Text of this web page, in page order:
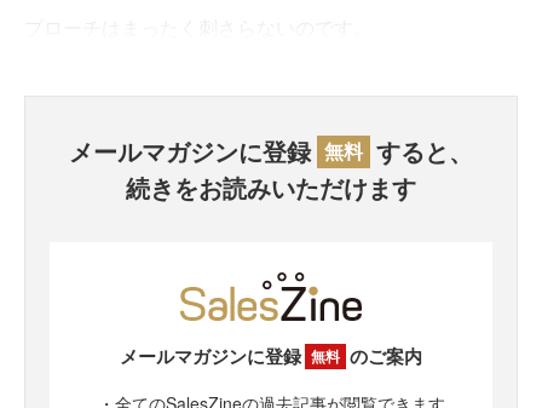
メールマガジンに登録 無料 すると、
続きをお読みいただけます
メールマガジンに登録 無料 のご案内